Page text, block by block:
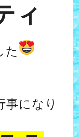
ィ
た
事になり